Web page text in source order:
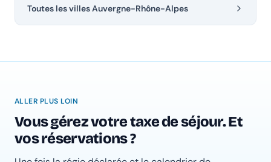
Toutes les villes Auvergne-Rhône-Alpes
ALLER PLUS LOIN
Vous gérez votre taxe de séjour. Et
vos réservations ?